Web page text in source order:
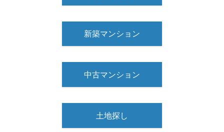
新築マンション
中古マンション
土地探し